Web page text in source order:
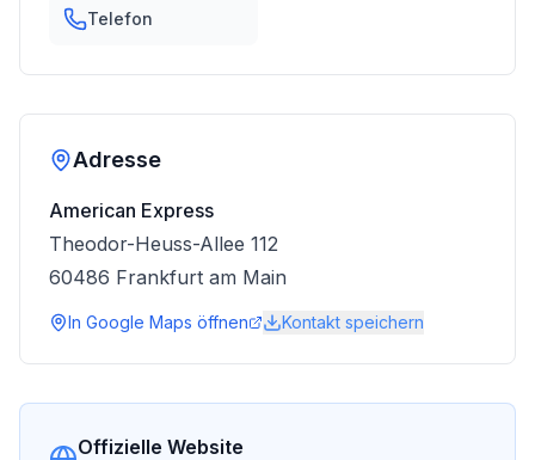
Telefon
Adresse
American Express
Theodor-Heuss-Allee 112
60486 Frankfurt am Main
In Google Maps öffnen Kontakt speichern
Offizielle Website